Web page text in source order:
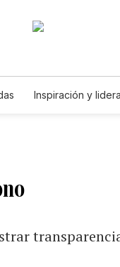
Inspiración y